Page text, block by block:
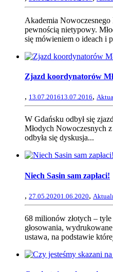
Akademia
pewnością nietypowy.
się mówieniem o ideach i
Zjazd koordynatorów
, 13.07.201613.07.2016,
W Gdańsku odbył się
Młodych Nowoczesnych
odbyła się dyskusja...
Niech Sasin sam zapłaci!
, 27.05.20201.06.2020,
68 milionów złotych –
głosowania,
ustawa, na podstawie